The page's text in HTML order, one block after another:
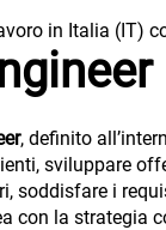
in Italia (IT)
, definito
sviluppare
soddisfare i
con la strategia